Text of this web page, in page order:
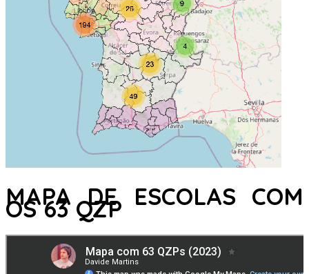
MAPA DE ESCOLAS COM
OS 63 QZP